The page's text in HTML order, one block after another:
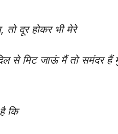
तो दूर होकर भी मेरे
से मिट जाऊं मैं तो समंदर हैं
कि